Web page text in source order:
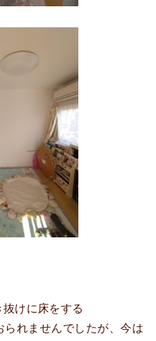
けに床をする
れませんでしたが、今は